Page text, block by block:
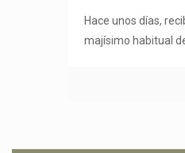
Hace unos días,
majísimo habitual